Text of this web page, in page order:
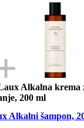
Alkalna krema
200 ml
Alkalni šampon,